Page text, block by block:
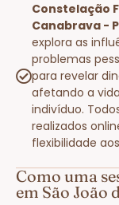
Constelação
Canabrava -
explora as
problemas
para revelar
afetando a
indivíduo.
realizados
flexibilidade
Como uma
em São João